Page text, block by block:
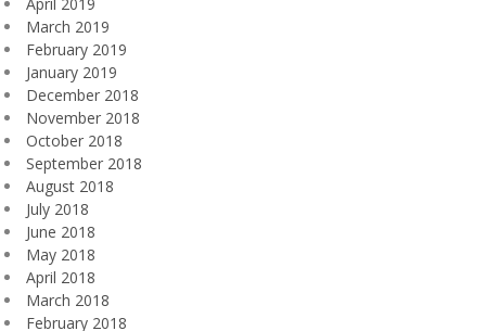
March 2019
February 2019
January 2019
December 2018
November 2018
October 2018
September 2018
August 2018
July 2018
June 2018
May 2018
April 2018
March 2018
February 2018